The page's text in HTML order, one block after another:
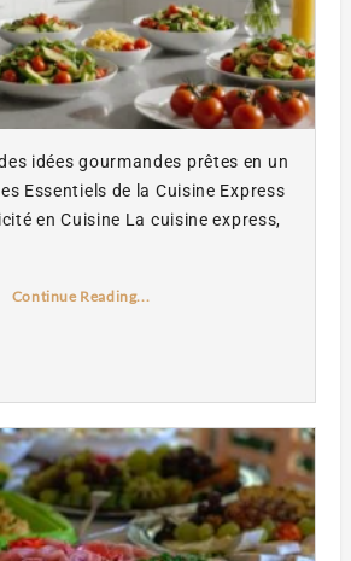
idées gourmandes prêtes en un
Essentiels de la Cuisine Express
en Cuisine La cuisine express,
Continue Reading...